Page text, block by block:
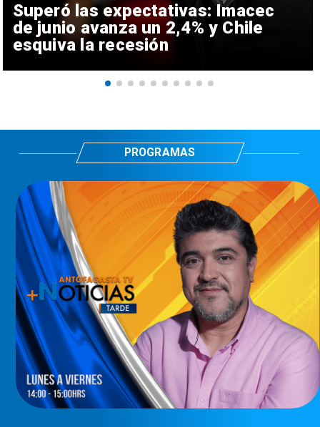
Superó las expectativas: Imacec
de junio avanza un 2,4% y Chile
esquiva la recesión
PROGRAMAS